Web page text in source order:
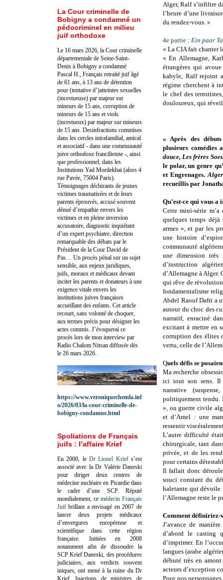
Alger, Ralf s’infiltre
l’heure d’une
du rendez-vous. »
4e partie : Ein paar
« La CIA fait chanter
« En Allemagne,
étrangères qui
kabyle, Ralf rejoint
régime cherchent à
le chef des
douloureux, qui
« Après des
plusieurs comédies
douce, Les frères
le polar, un genre
et Engrenages.
recueillis par
Qu’est-ce qui vous a
Cette mini-série
quelques temps
armes », et par les
une histoire
communauté
une dimension très
d’instruction
d’Allemagne à Alger.
qui rêve de
fondamentalisme
Abdel Raouf Dafri a
autour du choc des
narratif, enraciné
excitant à mettre en
corruption des élites
vertu, celle de
Quels défis se
Ma recherche
ici tout son sens. Il
narrative
politiquement tendu.
», ou guerre civile
et d’Amel : une
ressentir
L’autre difficulté
chirurgicale, tant
privée, et de les
pour certains
Il fallait donc
souci constant du
haletante qui dévoile
l’Allemagne reste le
Comment définiriez-
J’avance de
d’abord le casting
d’imprimer. En
langues (arabe
débuté très en
acteurs d’exception
Pour nos
La Cour criminelle de
Bobigny a condamné un
pédocriminel en milieu
juif orthodoxe
Le 16 mars 2026, la Cour criminelle
départementale de Seine-Saint-
Denis à Bobigny a condamné
Pascal H., Français retraité juif âgé
de 61 ans, à 13 ans de détention
pour (tentative d’)atteintes sexuelles
(incestueuse) par majeur sur
mineurs de 15 ans, corruption de
mineurs de 15 ans et viols
(incestueux) par majeur sur mineurs
de 15 ans. Desinfractions commises
dans les cercles intrafamilial, amical
et associatif - dans une communauté
juive orthodoxe francilienne -, ainsi
que professionnel, dans les
Institutions Yad Mordekhaï (alors 4
rue Pavée, 75004 Paris).
Témoignages déchirants de jeunes
victimes traumatisées et de leurs
parents éprouvés, accusé souvent
dénué d’empathie envers les
victimes et en pleine inversion
accusatoire, diagnostic inquiétant
d’un expert psychiatre, direction
remarquable des débats par le
Président de la Cour David de
Pas… Un procès pénal sur un sujet
sensible, aux enjeux juridiques,
juifs, moraux et médicaux devant
inciter les parents et donateurs à une
exigence vitale envers les
institutions juives françaises
accueillant des enfants. Cet article
recourt, sans volonté de choquer,
aux termes précis pour désigner les
actes commis. J’évoquerai ce
procès lors de mon interview par
Radio Chalom Nitsan diffusée dès
le 26 mars 2026.
https://www.veroniquechemla.inf
o/2026/03/la-cour-criminelle-de-
bobigny-condamne.html
Spoliations de Français
juifs : l’affaire Krief
En 2000, le Dr Lionel Kriefs’est
associé avec la Dr Valérie Daneski
pour diriger deux centres de
médecine nucléaire en Picardie dans
le cadre d’une SCP. Réputé
mondialement, ce médecin Français
Juif brillant a envisagé en 2007 de
lancer deux projets médicaux
d’envergures européenne et
scientifique dans cette région
française. Initiées en 2008
notamment afin de dissoudre la
SCP Krief Daneski, des procédures
judiciaires, aux verdicts souvent
iniques, ont mené à la ruine du Dr
Krief.Inactions de ministres de